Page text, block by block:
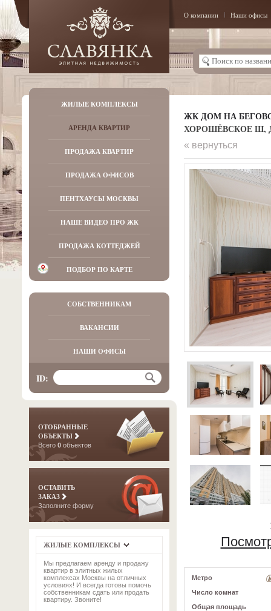
О компании Наши офисы
ЖИЛЫЕ КОМПЛЕКСЫ
АРЕНДА КВАРТИР
ПРОДАЖА КВАРТИР
ПРОДАЖА ОФИСОВ
ПЕНТХАУСЫ МОСКВЫ
НАШЕ ВИДЕО ПРО ЖК
ПРОДАЖА КОТТЕДЖЕЙ
ПОДБОР ПО КАРТЕ
СОБСТВЕННИКАМ
ВАКАНСИИ
НАШИ ОФИСЫ
ID:
ОТОБРАННЫЕ
ОБЪЕКТЫ
Всего 0 объектов
ОСТАВИТЬ
ЗАКАЗ
Заполните форму
ЖИЛЫЕ КОМПЛЕКСЫ
Мы предлагаем аренду и продажу
квартир в элитных жилых
комплексах Москвы на отличных
условиях! И всегда готовы помочь
собственникам сдать или продать
квартиру. Звоните!
ЖК ДОМ НА
ХОРОШЁВСКОЕ Ш,
« вернуться
Метро
Число комнат
Общая площадь